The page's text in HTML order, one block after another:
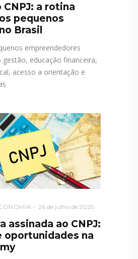
CNPJ: a rotina
pequenos
Brasil
empreendedores
educação financeira,
acesso a orientação e
26 de julho de 2025
assinada ao CNPJ:
oportunidades na